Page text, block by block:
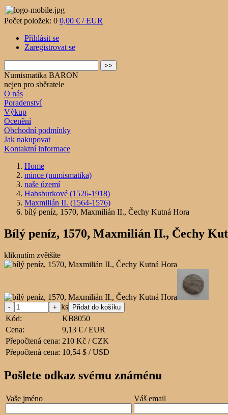
Počet položek: 0 0,00 € / EUR
Přihlásit se
Zaregistrovat se
Numismatika BARON
nejen pro sběratele
O nás
Poradenství
Výkup
Ocenění
Obchodní podmínky
Jak nakupovat
Kontaktní informace
Home
mince (numismatika)
naše území
Habsburkové (1526-1918)
Maxmilián II. (1564-1576)
bílý peníz, 1570, Maxmilián II., Čechy Kutná Hora
Bílý peníz, 1570, Maxmilián II., Čechy
kliknutím zvětšíte
ks
Kód:
KB8050
Cena:
9,13 € / EUR
Přepočtená cena: 210 Kč / CZK
Přepočtená cena: 10,54 $ / USD
Pošlete odkaz svému známénu
Vaše jméno Váš email